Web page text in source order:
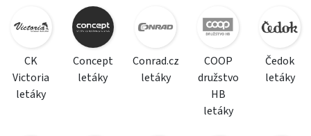
CK
Victoria
letáky
Concept
letáky
Conrad.cz
letáky
COOP
družstvo
HB
letáky
Čedok
letáky